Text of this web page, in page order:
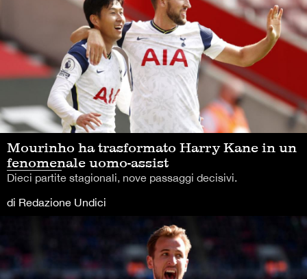
Mourinho ha trasformato Harry Kane in un
fenomenale uomo-assist
Dieci partite stagionali, nove passaggi decisivi.
di Redazione Undici